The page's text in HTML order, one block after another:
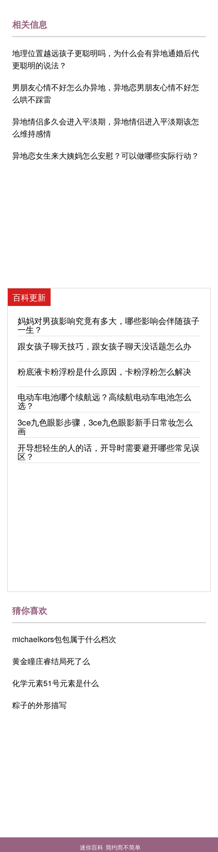
相关信息
地理位置越远孩子更聪明吗，为什么会有异地通婚后代
更聪明的说法？
男朋友心情不好怎么办异地，异地恋男朋友心情不好怎
么哄不踩雷
异地情侣多久会进入平淡期，异地情侣进入平淡期该怎
么维持感情
异地恋女生来大姨妈怎么安慰？可以做哪些实际行动？
百科更新
妈妈对男孩影响究竟有多大，哪些影响会伴随孩子
一生？
跟女孩子聊天技巧，跟女孩子聊天没话题怎么办
粉底液卡粉浮粉是什么原因，卡粉浮粉怎么解决
电动车电池哪个续航远？高续航电动车电池怎么
选？
3ce九色眼影步骤，3ce九色眼影新手日常妆怎么
画
开导想轻生的人的话，开导时需要避开哪些常见误
区？
猜你喜欢
michaelkors包包属于什么档次
黄金瞳庄睿结局死了么
化学元素51号元素是什么
粽子的外形描写
迷你百科 简约而不简单